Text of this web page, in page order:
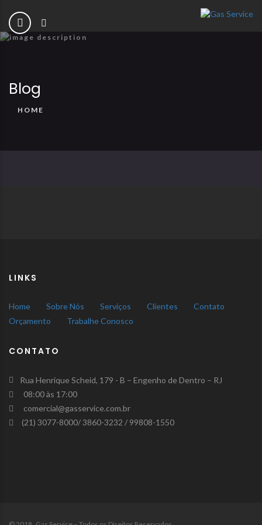
Blog
HOME
LINKS
Home Sobre Nós Serviços Clientes
Contato
Orçamento
Trabalhe Conosco
CONTATO
Rua Henrique Scheid, 179 - B – Engenho de Dentro – RJ
08:00 às 17:00
comercial@gasservice.com.br
(21) 3077-8000/ 3860-3232 / 99808-1550